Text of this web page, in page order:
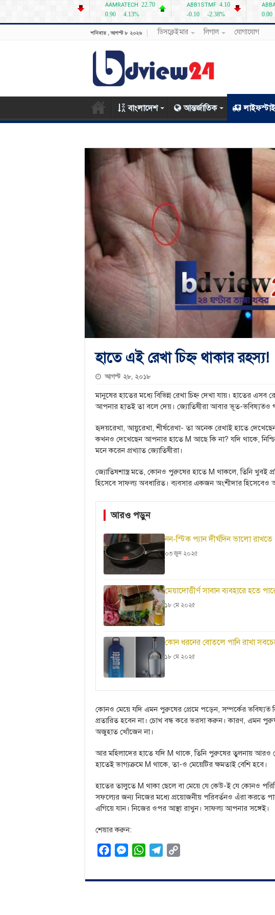
শনিবার , আগস্ট ৮ ২০২৬ ডিসক্লেইমার লিগাল যোগাযোগ
বাংলাদেশ আন্তর্জাতিক
হাতে এই রেখা চিহ্ন থাকার রহস্য!
আগস্ট ২৮, ২০১৮
মানুষের হাতের মধ্যে বিভিন্ন রেখা চিহ্ন দেখা যায়। হাতের এসব
আপনার হাতই তা বলে দেয়। জ্যোতিষীরা আবার ভূত-ভবিষ্যত্‍‌ও
হৃদয়রেখা, আয়ুরেখা, শীর্ষরেখা- তা অনেক রেখাই হাতে
কখনও দেখেছেন আপনার হাতে M আছে কি না? যদি থাকে,
মনে করেন প্রখ্যাত জ্যোতিষীরা।
জ্যোতিষশাস্ত্র মতে, কোনও পুরুষের হাতে M থাকলে, তিনি খুবই
হিসেবে সাফল্য অবধারিত। ব্যবসার একজন অংশীদার হিসেবেও
আরও পড়ুন
নন-স্টিক প্যান দীর্ঘদিন ভালো
০৩ জুন ২০২৫
মেয়াদোত্তীর্ণ সাবান ব্যবহারে হতে
১৮ মে ২০২৫
কোন ধরনের বোতলে পানি রাখা
১৮ মে ২০২৫
কোনও মেয়ে যদি এমন পুরুষের প্রেমে পড়েন, সম্পর্কের ভবিষ্যত্‍‌
প্রতারিত হবেন না। চোখ বন্ধ করে ভরসা করুন। কারণ, এমন পুরুষ
অজুহাত খোঁজেন না।
আর মহিলাদের হাতে যদি M থাকে, তিনি পুরুষের তুলনায় আরও
হাতেই ভাগ্যক্রমে M থাকে, তা-ও মেয়েটির ক্ষমতাই বেশি হবে।
হাতের তালুতে M থাকা ছেলে বা মেয়ে যে কেউ-ই যে কোনও
সফল্যের জন্য নিজের মধ্যে প্রয়োজনীয় পরিবর্তনও এঁরা করতে
এগিয়ে যান। নিজের ওপর আস্থা রাখুন। সাফল্য আপনার সঙ্গেই।
শেয়ার করুন:
c
M
s
W
a
l
p